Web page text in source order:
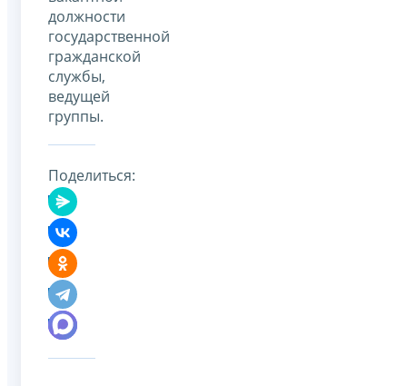
должности
государственной
гражданской
службы,
ведущей
группы.
Поделиться: